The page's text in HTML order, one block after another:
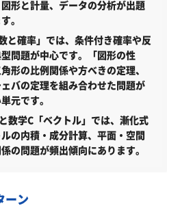
形と計量、データの分析が出題
。
と確率」では、条件付き確率や反
問題が中心です。「図形の性
形の比例関係や方べきの定理、
バの定理を組み合わせた問題が
元です。
数学C「ベクトル」では、漸化式
の内積・成分計算、平面・空間
の問題が頻出傾向にあります。
ーン